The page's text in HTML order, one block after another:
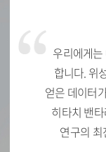
우리에게
합니다. 위
얻은 데이터
히타치 밴
연구의